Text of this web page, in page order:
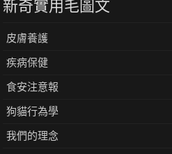
新奇實用毛圖文
皮膚養護
疾病保健
食安注意報
狗貓行為學
我們的理念